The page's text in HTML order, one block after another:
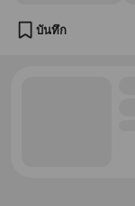
บันทึก